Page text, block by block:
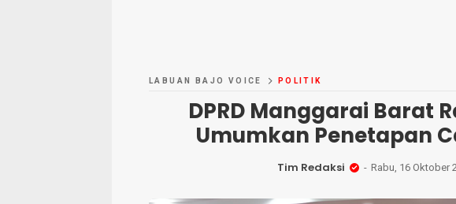
LABUAN BAJO VOICE POLITIK
DPRD Manggarai Barat
Umumkan Penetapan
Tim Redaksi Rabu, 16 Oktober